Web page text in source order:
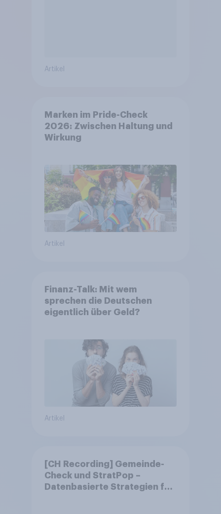
Artikel
Marken im Pride-Check
2026: Zwischen Haltung und
Wirkung
Artikel
Finanz-Talk: Mit wem
sprechen die Deutschen
eigentlich über Geld?
Artikel
[CH Recording] Gemeinde-
Check und StratPop –
Datenbasierte Strategien für